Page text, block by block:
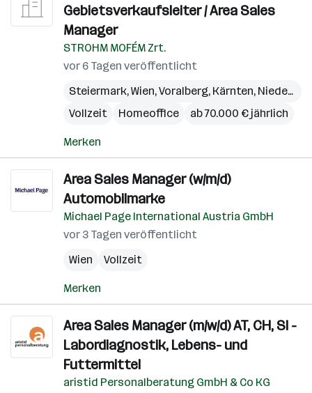
Gebietsverkaufsleiter / Area Sales
Manager
STROHM MOFÉM Zrt.
vor 6 Tagen veröffentlicht
Steiermark,Wien,Voralberg, Kärnten, Niederösterreich
Vollzeit
Homeoffice ab 70.000 € jährlich
Merken
Area Sales Manager (w/m/d)
Automobilmarke
Michael Page International Austria GmbH
vor 3 Tagen veröffentlicht
Wien
Vollzeit
Merken
Area Sales Manager (m/w/d) AT, CH, SI -
Labordiagnostik, Lebens- und
Futtermittel
aristid Personalberatung GmbH & Co KG